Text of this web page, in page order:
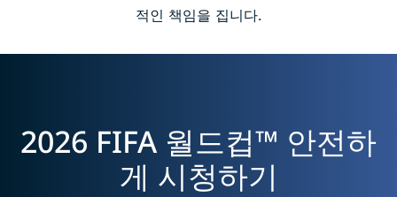
적인 책임을 집니다.
2026 FIFA 월드컵™ 안전하
게 시청하기